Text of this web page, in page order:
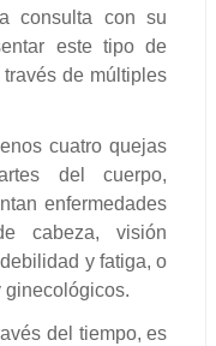
consulta con su
este tipo de
de múltiples
cuatro quejas
del cuerpo,
enfermedades
cabeza, visión
y fatiga, o
ginecológicos.
del tiempo, es